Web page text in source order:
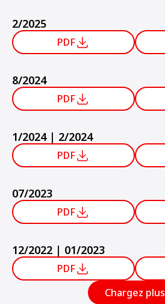
2/2025
PDF
8/2024
PDF
1/2024 | 2/2024
PDF
07/2023
PDF
12/2022 | 01/2023
PDF
Chargez plus